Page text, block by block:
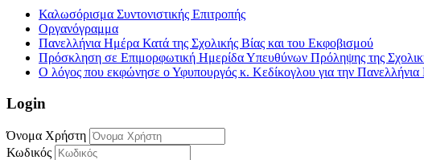
Καλωσόρισμα Συντονιστικής Επιτροπής
Οργανόγραμμα
Πανελλήνια Ημέρα Κατά της Σχολικής Βίας και του Εκφοβισμού
Πρόσκληση σε Επιμορφωτική Ημερίδα Υπευθύνων Πρόληψης της
Ο λόγος που εκφώνησε ο Υφυπουργός κ. Κεδίκογλου για την Πανελλήνια
Login
Όνομα Χρήστη
Κωδικός